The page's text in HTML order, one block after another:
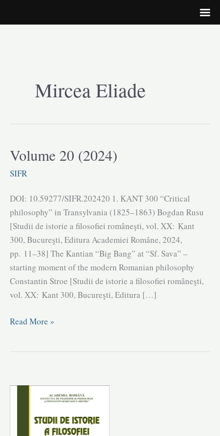
Mircea Eliade
Volume 20 (2024)
SIFR
DOI: 10.59277/SIFR.202420 1. KANT 300 “Critical
philosophy” in Transylvania (1825–1863) Bogdan Rusu
[Studii de istorie a filosofiei româneşti, vol. XX: Kant
300, Bucureşti, Editura Academiei Române, 2024,
pp. 11–38] The Kantian “Big Bang” at “Sf. Sava” –
starting moment of the modern Romanian philosophy
Constantin Stroe [Studii de istorie a filosofiei româneşti,
vol. XX: Kant 300, Bucureşti, Editura […]
Volume
Read More »